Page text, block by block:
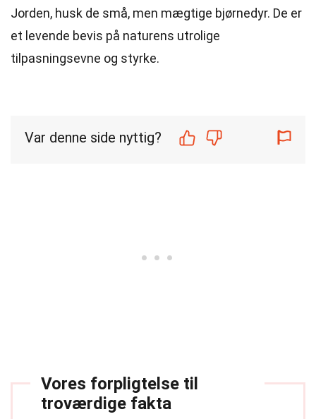
Jorden, husk de små, men mægtige bjørnedyr. De er
et levende bevis på naturens utrolige
tilpasningsevne og styrke.
Var denne side nyttig?
Vores forpligtelse til
troværdige fakta